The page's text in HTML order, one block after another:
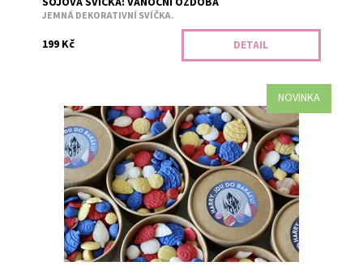
JEMNÁ DEKORATIVNÍ SVÍČKA.
199 Kč DETAIL
NOVINKA
Tady někdo zůstal sám doma a je připraven vykouzlit si
speciální atmosféru. Bílá - švestka s vanilkou. Červená -
pivoňka a bavlník....
Dostupnost:
Skladem 8
Kód:
3279